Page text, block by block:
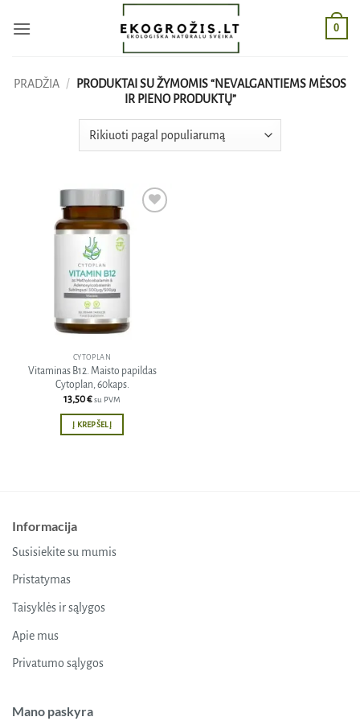
0
PRADŽIA /
PRODUKTAI SU ŽYMOMIS “NEVALGANTIEMS MĖSOS
IR PIENO PRODUKTŲ”
CYTOPLAN
Vitaminas B12. Maisto papildas
Cytoplan, 60kaps.
13,50€su PVM
Į KREPŠELĮ
Informacija
Susisiekite su mumis
Pristatymas
Taisyklės ir sąlygos
Apie mus
Privatumo sąlygos
Mano paskyra